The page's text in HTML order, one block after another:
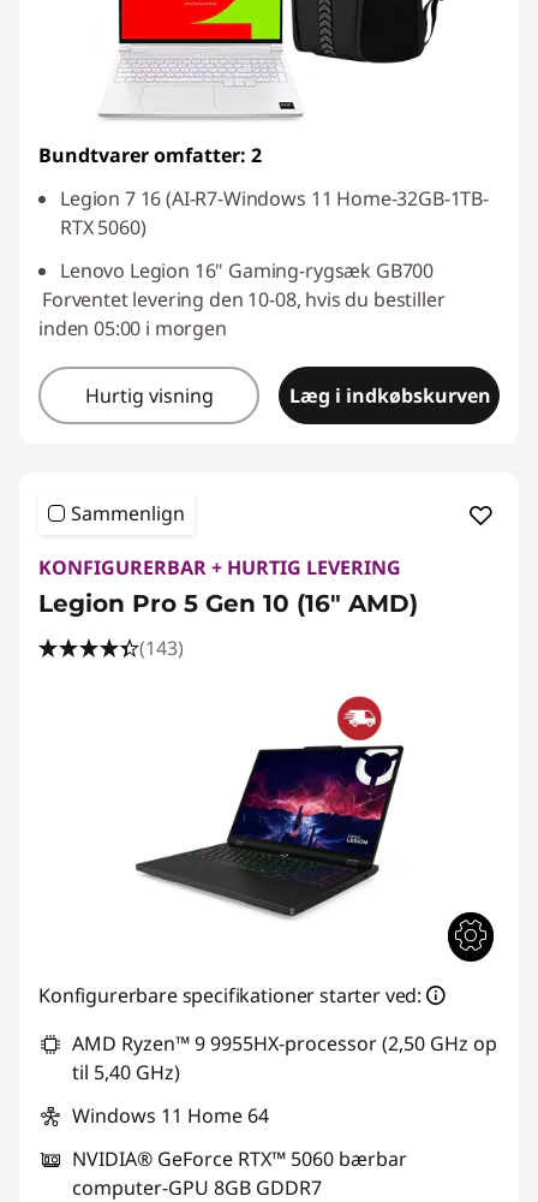
Bundtvarer omfatter: 2
Legion 7 16 (AI-R7-Windows 11 Home-32GB-1TB-
RTX 5060)
Lenovo Legion 16" Gaming-rygsæk GB700
Forventet levering den 10-08, hvis du bestiller
inden 05:00 i morgen
Hurtig visning Læg i indkøbskurven
Sammenlign
KONFIGURERBAR + HURTIG LEVERING
Legion Pro 5 Gen 10 (16" AMD)
(143)
Konfigurerbare specifikationer starter ved:
AMD Ryzen™ 9 9955HX-processor (2,50 GHz op
til 5,40 GHz)
Windows 11 Home 64
NVIDIA® GeForce RTX™ 5060 bærbar
computer-GPU 8GB GDDR7